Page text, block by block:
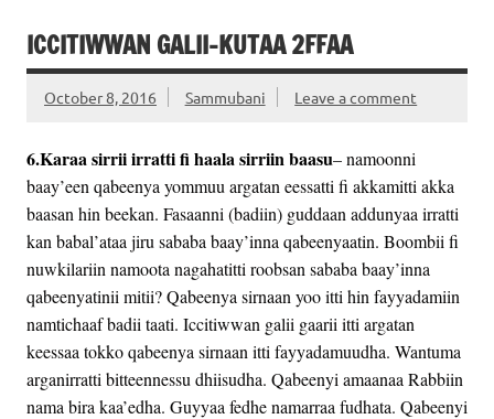
ICCITIWWAN GALII-KUTAA 2FFAA
October 8, 2016 Sammubani Leave a comment
6.Karaa sirrii irratti fi haala sirriin baasu– namoonni
baay’een qabeenya yommuu argatan eessatti fi akkamitti akka
baasan hin beekan. Fasaanni (badiin) guddaan addunyaa irratti
kan babal’ataa jiru sababa baay’inna qabeenyaatin. Boombii fi
nuwkilariin namoota nagahatitti roobsan sababa baay’inna
qabeenyatinii mitii? Qabeenya sirnaan yoo itti hin fayyadamiin
namtichaaf badii taati. Iccitiwwan galii gaarii itti argatan
keessaa tokko qabeenya sirnaan itti fayyadamuudha. Wantuma
arganirratti bitteennessu dhiisudha. Qabeenyi amaanaa Rabbiin
nama bira kaa’edha. Guyyaa fedhe namarraa fudhata. Qabeenyi